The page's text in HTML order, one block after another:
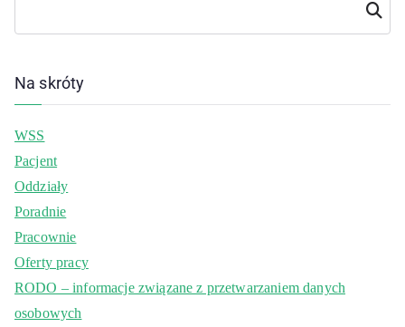
Szukaj
Na skróty
WSS
Pacjent
Oddziały
Poradnie
Pracownie
Oferty pracy
RODO – informacje związane z przetwarzaniem danych
osobowych